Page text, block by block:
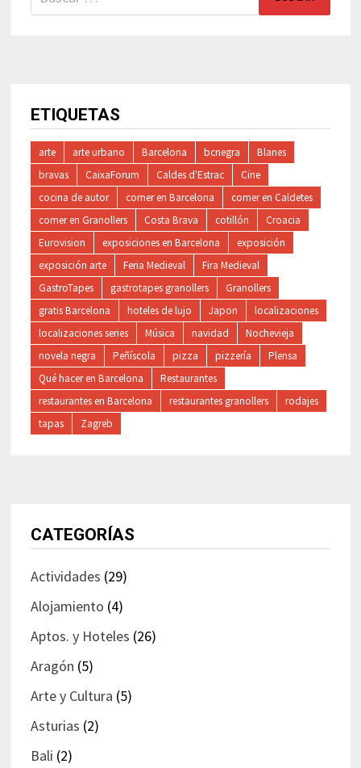
ETIQUETAS
arte arte urbano Barcelona bcnegra
Blanes
bravas
CaixaForum Caldes d'Estrac
Cine
cocina de autor
comer en Barcelona
comer en Caldetes
comer en Granollers
Costa Brava cotillón
Croacia
Eurovision
exposiciones en Barcelona
exposición
exposición arte
Feria Medieval
Fira Medieval
GastroTapes
gastrotapes granollers
Granollers
gratis Barcelona
hoteles de lujo Japon
localizaciones
localizaciones series
Música navidad
Nochevieja
novela negra
Peñíscola pizza pizzería
Plensa
Qué hacer en Barcelona
Restaurantes
restaurantes en Barcelona
restaurantes granollers
rodajes
tapas
Zagreb
CATEGORÍAS
Actividades (29)
Alojamiento (4)
Aptos. y Hoteles (26)
Aragón (5)
Arte y Cultura (5)
Asturias (2)
Bali (2)